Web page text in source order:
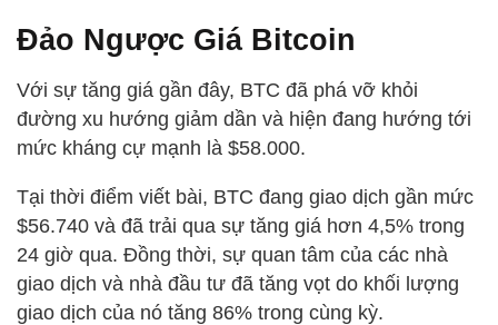
Đảo Ngược Giá Bitcoin
Với sự tăng giá gần đây, BTC đã phá vỡ khỏi
đường xu hướng giảm dần và hiện đang hướng tới
mức kháng cự mạnh là $58.000.
Tại thời điểm viết bài, BTC đang giao dịch gần mức
$56.740 và đã trải qua sự tăng giá hơn 4,5% trong
24 giờ qua. Đồng thời, sự quan tâm của các nhà
giao dịch và nhà đầu tư đã tăng vọt do khối lượng
giao dịch của nó tăng 86% trong cùng kỳ.